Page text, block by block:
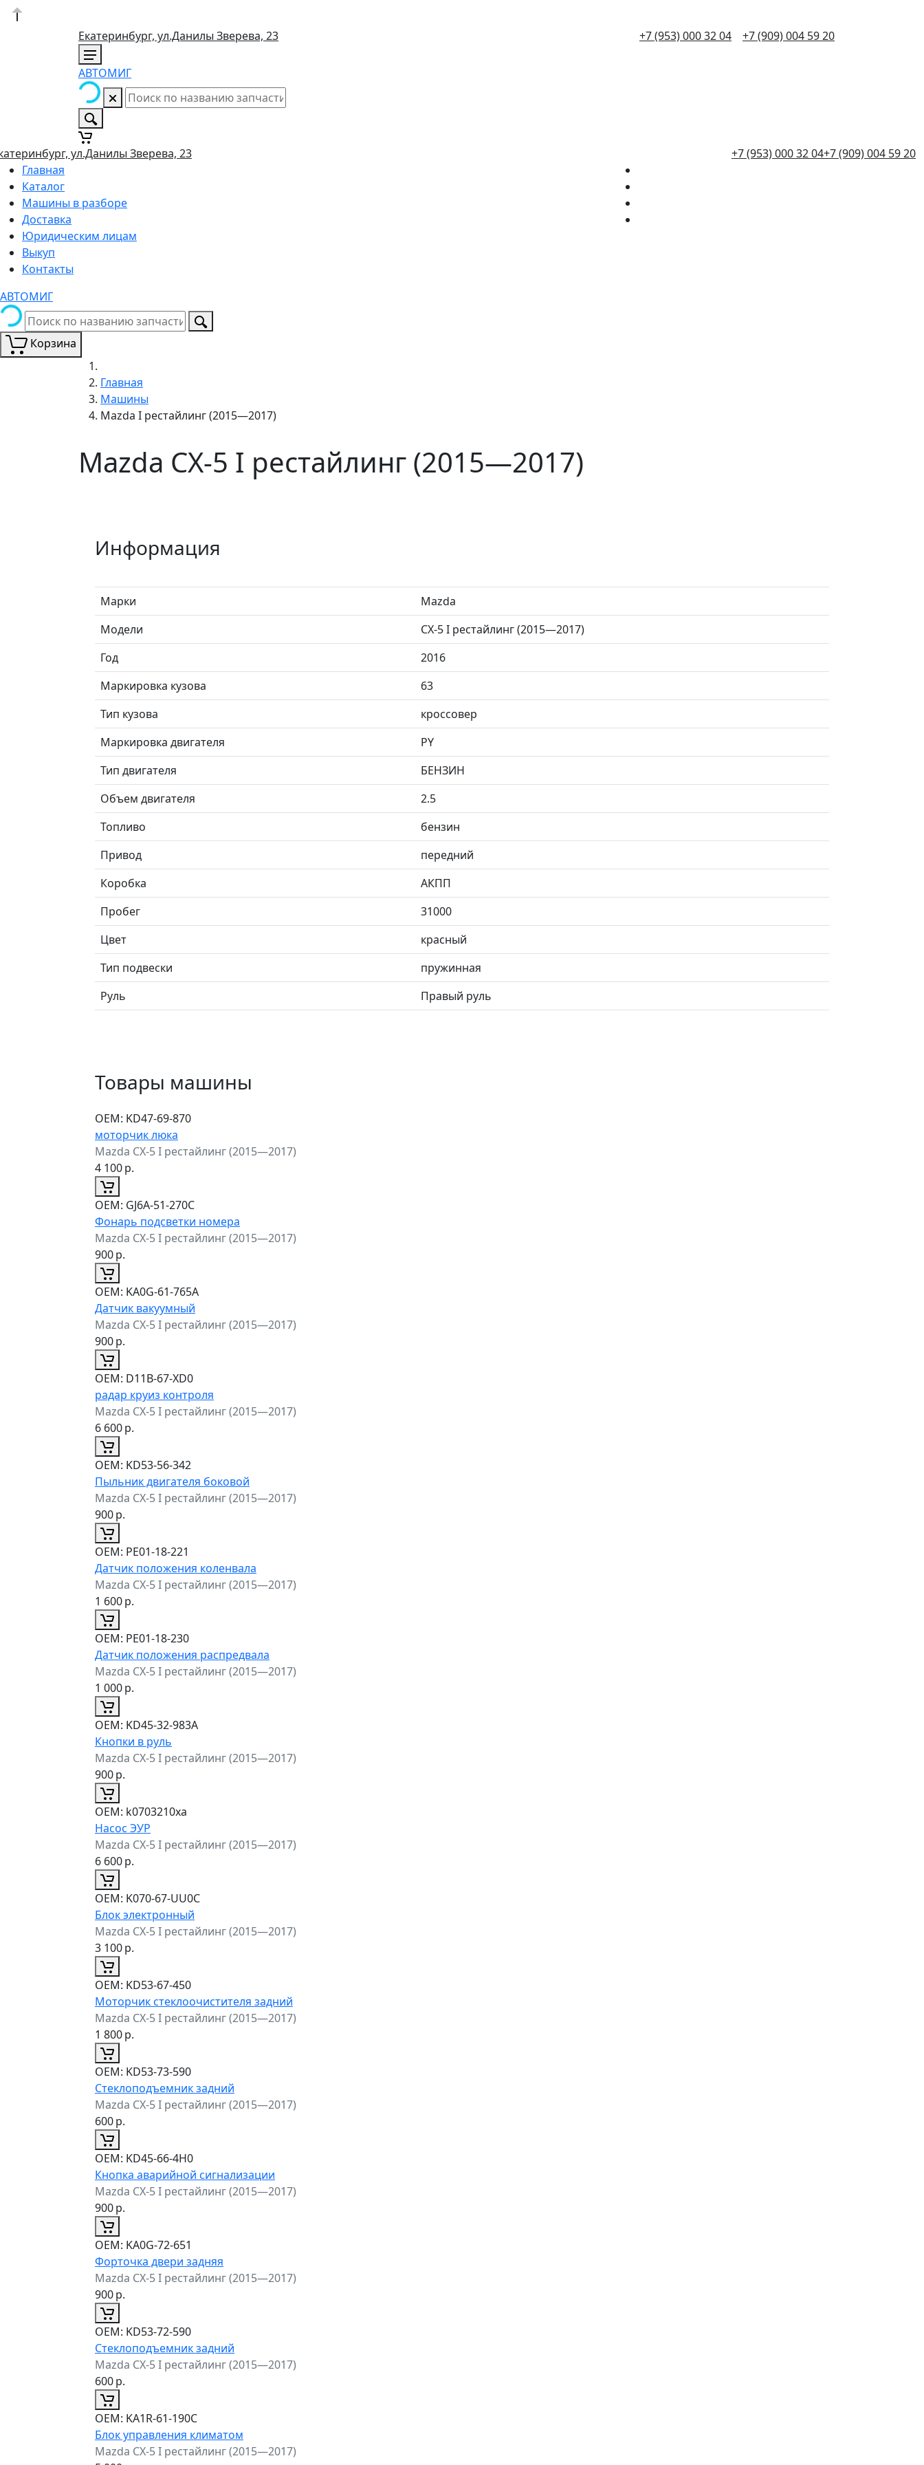
Екатеринбург, ул.Данилы Зверева, 23 +7 (953) 000 32 04 +7 (909) 004 59 20
АВТОМИГ
ул.Данилы Зверева, 23 +7 (953) 000 32 04+7 (909) 004 59 20
Главная
Каталог
Машины в разборе
Доставка
Юридическим лицам
Выкуп
Контакты
АВТОМИГ
Корзина
Главная
Машины
Mazda I рестайлинг (2015—2017)
Mazda CX-5 I рестайлинг (2015—2017)
Информация
Марки
Mazda
Модели
CX-5 I рестайлинг (2015—2017)
Год
2016
Маркировка кузова
63
Тип кузова
кроссовер
Маркировка двигателя
PY
Тип двигателя
БЕНЗИН
Объем двигателя
2.5
Топливо
бензин
Привод
передний
Коробка
АКПП
Пробег
31000
Цвет
красный
Тип подвески
пружинная
Руль
Правый руль
Товары машины
ОЕМ: KD47-69-870
моторчик люка
Mazda CX-5 I рестайлинг (2015—2017)
4 100р.
ОЕМ: GJ6A-51-270C
Фонарь подсветки номера
Mazda CX-5 I рестайлинг (2015—2017)
900р.
ОЕМ: KA0G-61-765A
Датчик вакуумный
Mazda CX-5 I рестайлинг (2015—2017)
900р.
ОЕМ: D11B-67-XD0
радар круиз контроля
Mazda CX-5 I рестайлинг (2015—2017)
6 600р.
ОЕМ: KD53-56-342
Пыльник двигателя боковой
Mazda CX-5 I рестайлинг (2015—2017)
900р.
ОЕМ: PE01-18-221
Датчик положения коленвала
Mazda CX-5 I рестайлинг (2015—2017)
1 600р.
ОЕМ: PE01-18-230
Датчик положения распредвала
Mazda CX-5 I рестайлинг (2015—2017)
1 000р.
ОЕМ: KD45-32-983A
Кнопки в руль
Mazda CX-5 I рестайлинг (2015—2017)
900р.
ОЕМ: k0703210xa
Насос ЭУР
Mazda CX-5 I рестайлинг (2015—2017)
6 600р.
ОЕМ: K070-67-UU0C
Блок электронный
Mazda CX-5 I рестайлинг (2015—2017)
3 100р.
ОЕМ: KD53-67-450
Моторчик стеклоочистителя задний
Mazda CX-5 I рестайлинг (2015—2017)
1 800р.
ОЕМ: KD53-73-590
Стеклоподъемник задний
Mazda CX-5 I рестайлинг (2015—2017)
600р.
ОЕМ: KD45-66-4H0
Кнопка аварийной сигнализации
Mazda CX-5 I рестайлинг (2015—2017)
900р.
ОЕМ: KA0G-72-651
Форточка двери задняя
Mazda CX-5 I рестайлинг (2015—2017)
900р.
ОЕМ: KD53-72-590
Стеклоподъемник задний
Mazda CX-5 I рестайлинг (2015—2017)
600р.
ОЕМ: KA1R-61-190C
Блок управления климатом
Mazda CX-5 I рестайлинг (2015—2017)